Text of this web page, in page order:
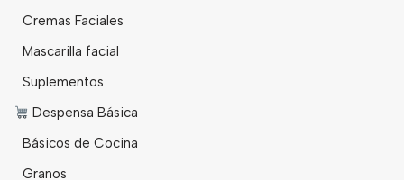
Cremas Faciales
Mascarilla facial
Suplementos
Despensa Básica
Básicos de Cocina
Granos